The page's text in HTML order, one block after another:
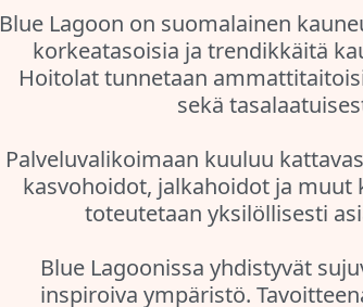
Blue Lagoon on suomalainen
korkeatasoisia ja trendikkäitä
Hoitolat tunnetaan
sekä
Palveluvalikoimaan kuuluu
kasvohoidot, jalkahoidot ja muut
toteutetaan yksilöllisesti
Blue Lagoonissa yhdistyvät
inspiroiva ympäristö.